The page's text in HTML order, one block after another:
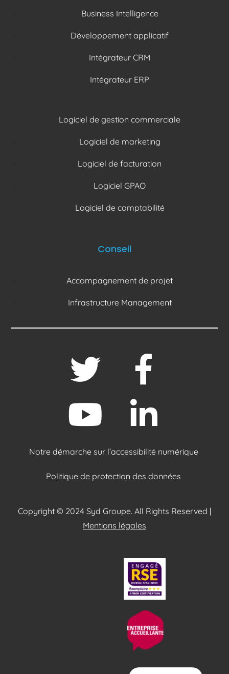
Business Intelligence
Développement applicatif
Intégrateur CRM
Intégrateur ERP
Logiciel de gestion commerciale
Logiciel de marketing
Logiciel de facturation
Logiciel GPAO
Logiciel de comptabilité
Conseil
Accompagnement de projet
Infrastructure Management
Notre démarche sur l’accessibilité numérique
Politique de protection des données
Copyright © 2024 Syd Groupe. All Rights Reserved |
Mentions légales